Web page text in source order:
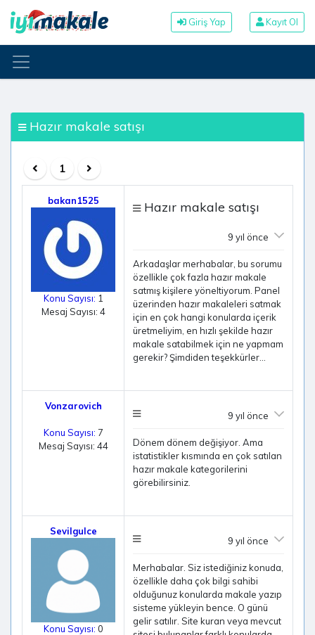
Giriş Yap Kayıt Ol
Hazır makale satışı
1
bakan1525
Konu Sayısı: 1
Mesaj Sayısı: 4
Hazır makale satışı
9 yıl önce
Arkadaşlar merhabalar, bu sorumu
özellikle çok fazla hazır makale
satmış kişilere yöneltiyorum. Panel
üzerinden hazır makaleleri satmak
için en çok hangi konularda içerik
üretmeliyim, en hızlı şekilde hazır
makale satabilmek için ne yapmam
gerekir? Şimdiden teşekkürler...
Vonzarovich
Konu Sayısı: 7
Mesaj Sayısı: 44
9 yıl önce
Dönem dönem değişiyor. Ama
istatistikler kısmında en çok satılan
hazır makale kategorilerini
görebilirsiniz.
Sevilgulce
Konu Sayısı: 0
9 yıl önce
Merhabalar. Siz istediğiniz konuda,
özellikle daha çok bilgi sahibi
olduğunuz konularda makale yazıp
sisteme yükleyin bence. O günü
gelir satılır. Site kuran veya mevcut